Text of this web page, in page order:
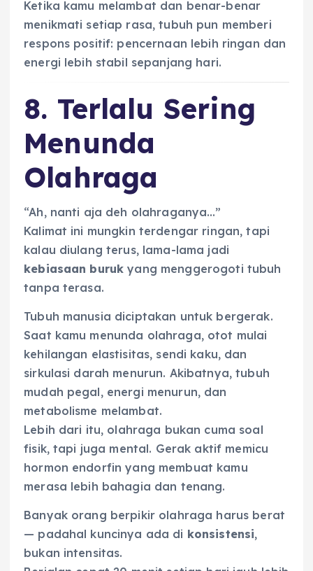
Ketika kamu melambat dan benar-benar
menikmati setiap rasa, tubuh pun memberi
respons positif: pencernaan lebih ringan dan
energi lebih stabil sepanjang hari.
8. Terlalu Sering
Menunda
Olahraga
“Ah, nanti aja deh olahraganya…”
Kalimat ini mungkin terdengar ringan, tapi
kalau diulang terus, lama-lama jadi
kebiasaan buruk yang menggerogoti tubuh
tanpa terasa.
Tubuh manusia diciptakan untuk bergerak.
Saat kamu menunda olahraga, otot mulai
kehilangan elastisitas, sendi kaku, dan
sirkulasi darah menurun. Akibatnya, tubuh
mudah pegal, energi menurun, dan
metabolisme melambat.
Lebih dari itu, olahraga bukan cuma soal
fisik, tapi juga mental. Gerak aktif memicu
hormon endorfin yang membuat kamu
merasa lebih bahagia dan tenang.
Banyak orang berpikir olahraga harus berat
— padahal kuncinya ada di konsistensi,
bukan intensitas.